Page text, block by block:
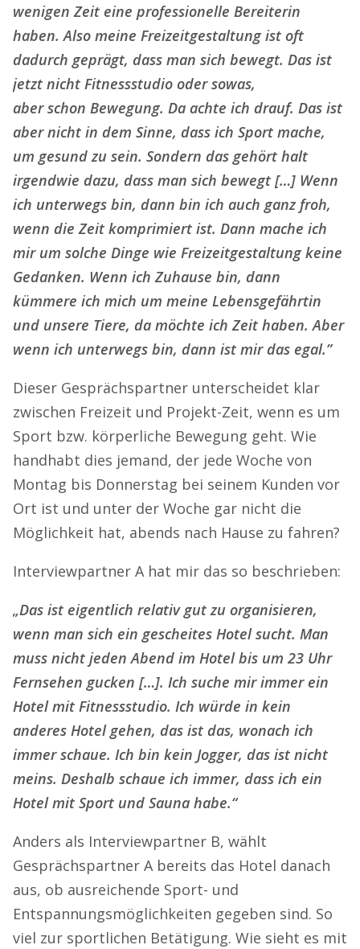
wenigen Zeit eine professionelle Bereiterin
haben. Also meine Freizeitgestaltung ist oft
dadurch geprägt, dass man sich bewegt. Das ist
jetzt nicht Fitnessstudio oder sowas,
aber schon Bewegung. Da achte ich drauf. Das ist
aber nicht in dem Sinne, dass ich Sport mache,
um gesund zu sein. Sondern das gehört halt
irgendwie dazu, dass man sich bewegt […] Wenn
ich unterwegs bin, dann bin ich auch ganz froh,
wenn die Zeit komprimiert ist. Dann mache ich
mir um solche Dinge wie Freizeitgestaltung keine
Gedanken. Wenn ich Zuhause bin, dann
kümmere ich mich um meine Lebensgefährtin
und unsere Tiere, da möchte ich Zeit haben. Aber
wenn ich unterwegs bin, dann ist mir das egal.”
Dieser Gesprächspartner unterscheidet klar
zwischen Freizeit und Projekt-Zeit, wenn es um
Sport bzw. körperliche Bewegung geht. Wie
handhabt dies jemand, der jede Woche von
Montag bis Donnerstag bei seinem Kunden vor
Ort ist und unter der Woche gar nicht die
Möglichkeit hat, abends nach Hause zu fahren?
Interviewpartner A hat mir das so beschrieben:
„Das ist eigentlich relativ gut zu organisieren,
wenn man sich ein gescheites Hotel sucht. Man
muss nicht jeden Abend im Hotel bis um 23 Uhr
Fernsehen gucken […]. Ich suche mir immer ein
Hotel mit Fitnessstudio. Ich würde in kein
anderes Hotel gehen, das ist das, wonach ich
immer schaue. Ich bin kein Jogger, das ist nicht
meins. Deshalb schaue ich immer, dass ich ein
Hotel mit Sport und Sauna habe.“
Anders als Interviewpartner B, wählt
Gesprächspartner A bereits das Hotel danach
aus, ob ausreichende Sport- und
Entspannungsmöglichkeiten gegeben sind. So
viel zur sportlichen Betätigung. Wie sieht es mit